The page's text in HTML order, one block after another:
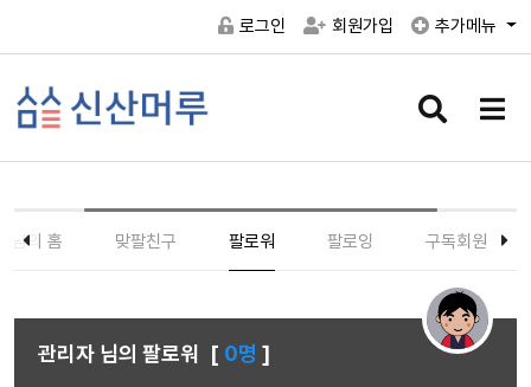
로그인 회원가입 추가메뉴
검
버
메
버
님의 홈 맞팔친구 팔로워 팔로잉 구독회원
관리자 님의 팔로워 [ 0명 ]